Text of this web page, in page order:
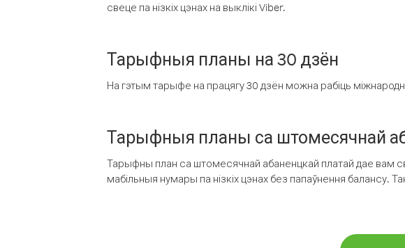
свеце па нізкіх цэнах на выклікі Viber.
Тарыфныя планы на 30 дзён
На гэтым тарыфе на працягу 30 дзён можна рабіць
Тарыфныя планы са штомесячнай
Тарыфны план са штомесячнай абаненцкай платай дае вам
мабільныя нумары па нізкіх цэнах без папаўнення балансу.